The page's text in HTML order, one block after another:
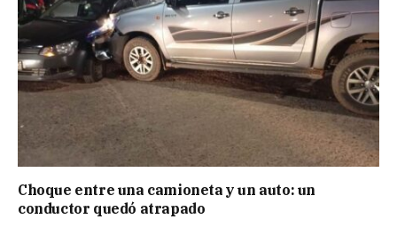
Choque entre una camioneta y un auto: un
conductor quedó atrapado